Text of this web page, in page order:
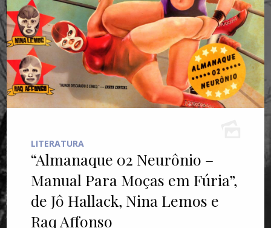
LITERATURA
“Almanaque 02 Neurônio –
Manual Para Moças em Fúria”,
de Jô Hallack, Nina Lemos e
Raq Affonso